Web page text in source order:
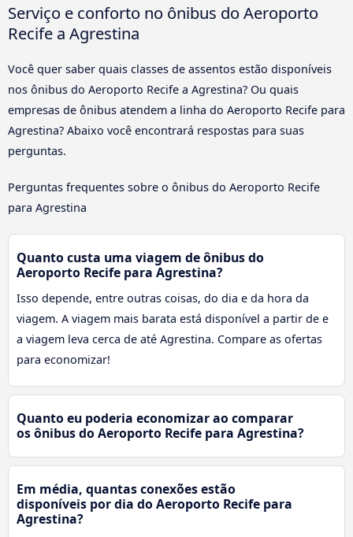
Serviço e conforto no ônibus do Aeroporto
Recife a Agrestina
Você quer saber quais classes de assentos estão disponíveis
nos ônibus do Aeroporto Recife a Agrestina? Ou quais
empresas de ônibus atendem a linha do Aeroporto Recife para
Agrestina? Abaixo você encontrará respostas para suas
perguntas.
Perguntas frequentes sobre o ônibus do Aeroporto Recife
para Agrestina
Quanto custa uma viagem de ônibus do
Aeroporto Recife para Agrestina?
Isso depende, entre outras coisas, do dia e da hora da
viagem. A viagem mais barata está disponível a partir de e
a viagem leva cerca de até Agrestina. Compare as ofertas
para economizar!
Quanto eu poderia economizar ao comparar
os ônibus do Aeroporto Recife para Agrestina?
Em média, quantas conexões estão
disponíveis por dia do Aeroporto Recife para
Agrestina?